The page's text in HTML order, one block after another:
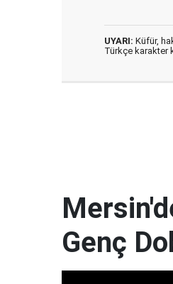
UYARI: Küfür,
Türkçe karakter
Genç